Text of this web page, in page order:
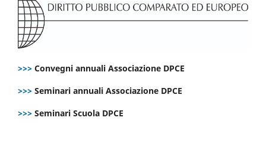
>>> Convegni annuali Associazione DPCE
>>> Seminari annuali Associazione DPCE
>>> Seminari Scuola DPCE